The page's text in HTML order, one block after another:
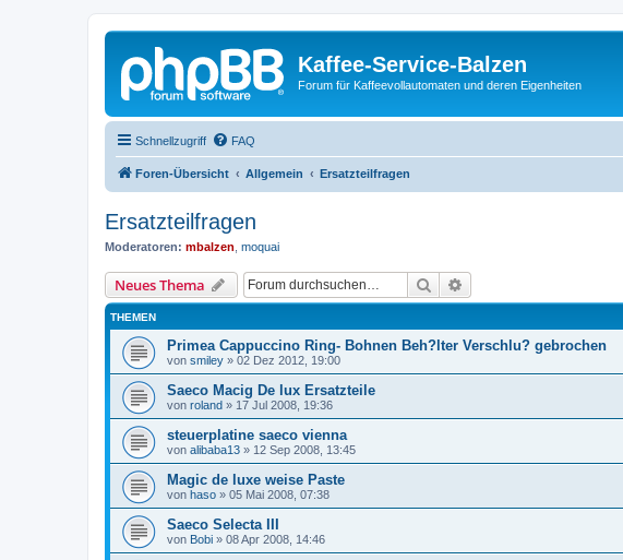
Kaffee-Service-Balzen
Forum für Kaffeevollautomaten und deren Eigenheiten
Schnellzugriff FAQ
Foren-Übersicht Allgemein Ersatzteilfragen
Ersatzteilfragen
Moderatoren: mbalzen moquai
Neues Thema Suche
THEMEN
Primea Cappuccino Ring- Bohnen Beh?lter Verschlu? gebrochen
von smiley » 02 Dez 2012, 19:00
Saeco Macig De lux Ersatzteile
von roland » 17 Jul 2008, 19:36
steuerplatine saeco vienna
von alibaba13 » 12 Sep 2008, 13:45
Magic de luxe weise Paste
von haso » 05 Mai 2008, 07:38
Saeco Selecta III
von Bobi » 08 Apr 2008, 14:46